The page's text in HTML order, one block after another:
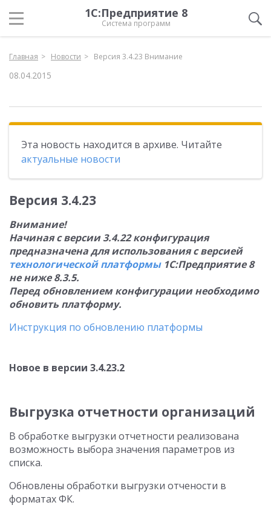
1С:Предприятие 8
Система программ
Главная Новости Версия 3.4.23 Внимание
08.04.2015
Эта новость находится в архиве. Читайте
актуальные новости
Версия 3.4.23
Внимание!
Начиная с версии 3.4.22 конфигурация
предназначена для использования с версией
технологической платформы1С:Предприятие 8
не ниже 8.3.5.
Перед обновлением конфигурации необходимо
обновить платформу.
Инструкция по обновлению платформы
Новое в версии 3.4.23.2
Выгрузка отчетности организаций
В обработке выгрузки отчетности реализована
возможность выбора значения параметров из
списка.
Обновлены обработки выгрузки отчености в
форматах ФК.